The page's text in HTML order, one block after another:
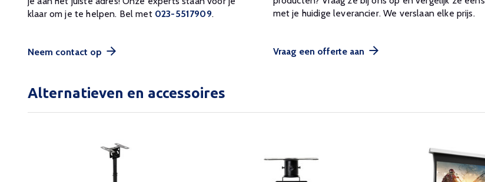
klaar om je te helpen. Bel met 023-5517909.
Neem contact op
met je huidige leverancier. We verslaan elke prijs.
Vraag een offerte aan
Alternatieven en accessoires